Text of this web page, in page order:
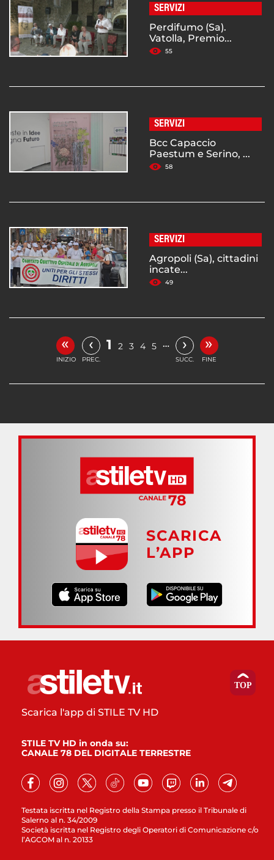
SERVIZI
Perdifumo (Sa).
Vatolla, Premio...
55
SERVIZI
Bcc Capaccio
Paestum e Serino, ...
58
SERVIZI
Agropoli (Sa), cittadini
incate...
49
«
INIZIO
‹
PREC.
1 2 3 4 5 … ›
SUCC.
»
FINE
SCARICA
L’APP
Testata iscritta nel Registro della Stampa presso il Tribunale di
Salerno al n. 34/2009
Società iscritta nel Registro degli Operatori di Comunicazione c/o
l’AGCOM al n. 20133
Scarica l'app di STILE TV HD
STILE TV HD in onda su:
CANALE 78 DEL DIGITALE TERRESTRE